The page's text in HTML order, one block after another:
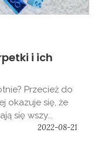
i ich
Przecież do
okazuje się, że
się wszy...
2022-08-21